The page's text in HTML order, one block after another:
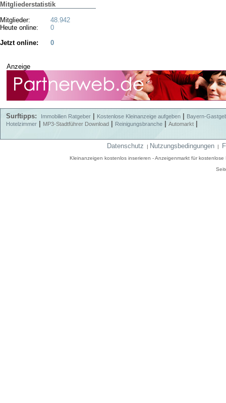
Mitgliederstatistik
Mitglieder:
Heute online:
48.942
0
Jetzt online:
0
Anzeige
Surftipps: Immobilien Ratgeber Kostenlose Kleinanzeige aufgeben
Bayern-
Hotelzimmer
MP3-Stadtführer Download Reinigungsbranche Automarkt
Datenschutz | Nutzungsbedingungen |
Kleinanzeigen kostenlos inserieren - Anzeigenmarkt für